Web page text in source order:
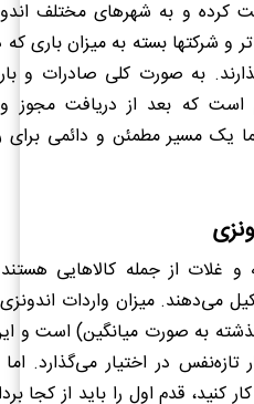
کرده و به شهرهای مختلف
و شرکت‏ها بسته به میزان باری که
به صورت کلی صادرات و
است که بعد از دریافت
یک مسیر مطمئن و دائمی برای
و غلات از جمله کالاهایی
میدهند. میزان واردات
به صورت میانگین) است و این
تازه‌نفس در اختیار میگذارد.
کنید، قدم اول را باید از کجا